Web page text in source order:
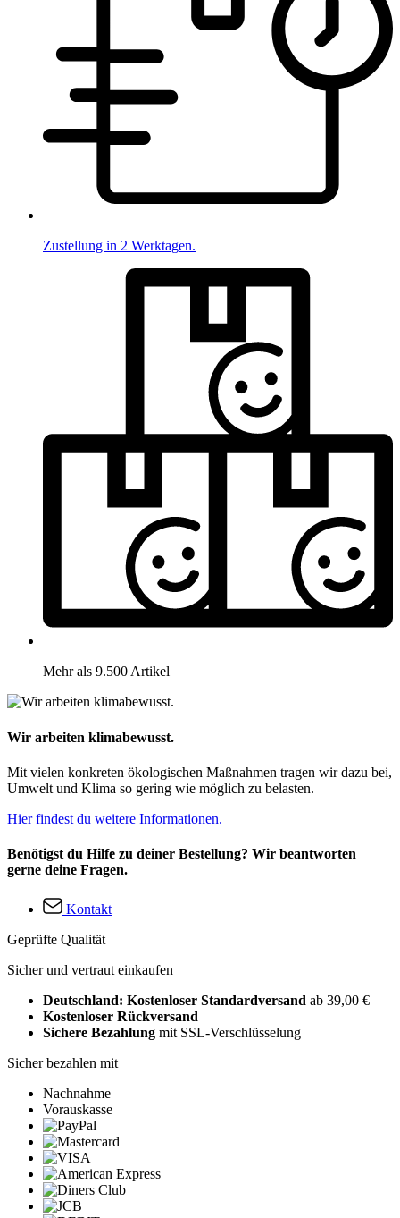
Zustellung in 2 Werktagen.
Mehr als 9.500 Artikel
Wir arbeiten klimabewusst.
Mit vielen konkreten ökologischen Maßnahmen tragen wir dazu bei,
Umwelt und Klima so gering wie möglich zu belasten.
Hier findest du weitere Informationen.
Benötigst du Hilfe zu deiner Bestellung? Wir beantworten
gerne deine Fragen.
Kontakt
Geprüfte Qualität
Sicher und vertraut einkaufen
Deutschland: Kostenloser Standardversand ab 39,00 €
Kostenloser Rückversand
Sichere Bezahlung mit SSL-Verschlüsselung
Sicher bezahlen mit
Nachnahme
Vorauskasse